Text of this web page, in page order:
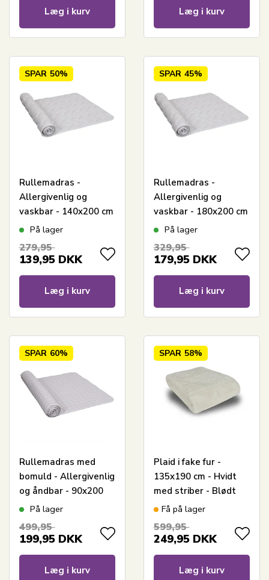
Læg i kurv Læg i kurv
SPAR 50%
Rullemadras -
Allergivenlig og
vaskbar - 140x200 cm
- Blød og praktisk
Nordstrand Home
På lager
279,95
139,95 DKK
Læg i kurv
SPAR 45%
Rullemadras -
Allergivenlig og
vaskbar - 180x200 cm
- Blød og praktisk
Nordstrand Home
På lager
329,95
179,95 DKK
Læg i kurv
SPAR 60%
Rullemadras med
bomuld - Allergivenlig
og åndbar - 90x200
cm - Blød og praktisk
Nordstrand Home
På lager
499,95
199,95 DKK
Læg i kurv
SPAR 58%
Plaid i fake fur -
135x190 cm - Hvidt
med striber - Blødt
tæppe fra Nordstrand
Få på lager
599,95
249,95 DKK
Læg i kurv